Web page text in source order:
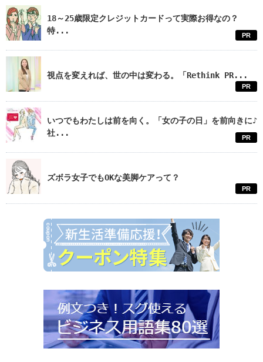
18～25歳限定クレジットカードって実際お得なの？
特...
PR
視点を変えれば、世の中は変わる。「Rethink PR...
PR
いつでもわたしは前を向く。「女の子の日」を前向きに♪
社...
PR
ズボラ女子でもOKな美脚ケアって？
PR